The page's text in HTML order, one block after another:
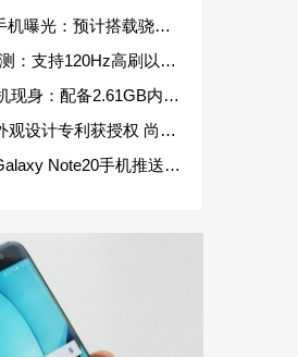
搭载骁龙8 Gen 3芯片 于2023年底发布
刷以及LTPO动态高刷，兼顾流畅和省电
备2.61GB内存 单核成绩为306分
权 尚不清楚是否会实装于海信手机之上
机推送新系统更新，支持强制不切换镜头